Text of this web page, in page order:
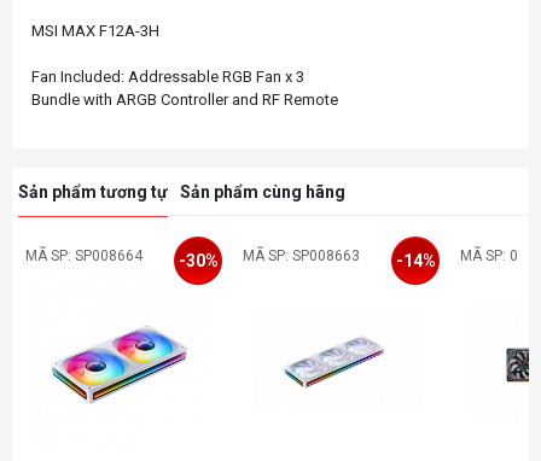
MSI MAX F12A-3H
Fan Included: Addressable RGB Fan x 3
Sản phẩm tương tự Sản phẩm cùng hãng
MÃ SP: SP008664 -30% MÃ SP: SP008663 -14% MÃ SP: 0